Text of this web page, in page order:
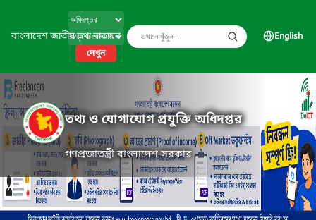
বাংলাদেশ জাতীয় তথ্য বাতায়ন
দেখুন
English
তথ্য ও যোগাযোগ প্রযুক্তি অধিদপ্তর
গণপ্রজাতন্ত্রী বাংলাদেশ সরকার